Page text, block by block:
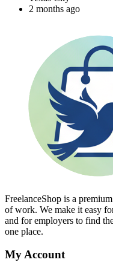
2 months ago
FreelanceShop is a
of work. We make it easy
and for employers to find
one place.
My Account